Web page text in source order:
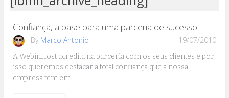
Confiança, a base para uma parceria de sucesso!
By Marco Antonio 19/07/2010
A WebinHost acredita na parceria com os seus clientes e por
isso queremos destacar a total confiança que a nossa
empresa tem em…